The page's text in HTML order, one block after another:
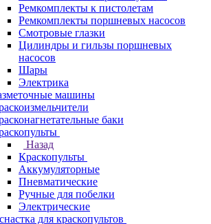
Ремкомплекты к пистолетам
Ремкомплекты поршневых насосов
Смотровые глазки
Цилиндры и гильзы поршневых
насосов
Шары
Электрика
машины
баки
Назад
Краскопульты
Аккумуляторные
Пневматические
Ручные для побелки
Электрические
для краскопультов